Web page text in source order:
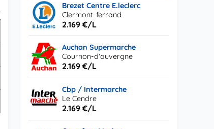
Brezet Centre E.leclerc
Clermont-ferrand
2.169 €/L
Auchan Supermarche
Cournon-d'auvergne
2.169 €/L
Cbp / Intermarche
Le Cendre
2.169 €/L